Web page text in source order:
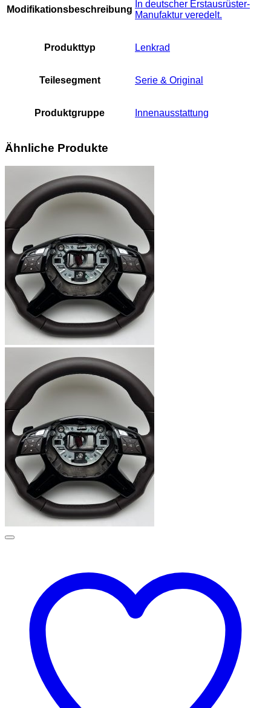
Modifikationsbeschreibung
In deutscher Erstausrüster-
Manufaktur veredelt.
Produkttyp Lenkrad
Teilesegment Serie & Original
Produktgruppe Innenausstattung
Ähnliche Produkte